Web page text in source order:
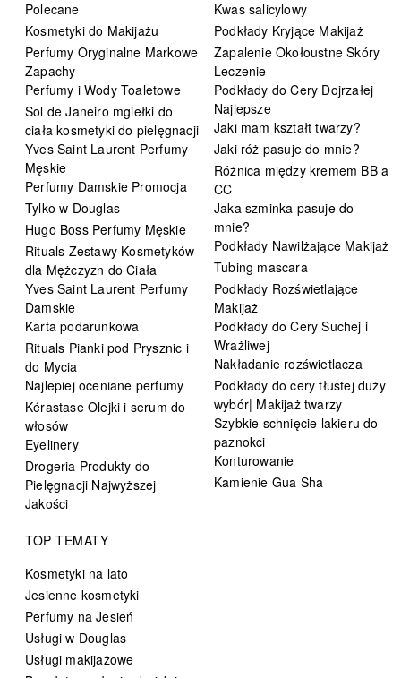
Polecane
Kosmetyki do Makijażu
Perfumy Oryginalne Markowe
Zapachy
Perfumy i Wody Toaletowe
Sol de Janeiro mgiełki do
ciała kosmetyki do pielęgnacji
Yves Saint Laurent Perfumy
Męskie
Perfumy Damskie Promocja
Tylko w Douglas
Hugo Boss Perfumy Męskie
Rituals Zestawy Kosmetyków
dla Mężczyzn do Ciała
Yves Saint Laurent Perfumy
Damskie
Karta podarunkowa
Rituals Pianki pod Prysznic i
do Mycia
Najlepiej oceniane perfumy
Kérastase Olejki i serum do
włosów
Eyelinery
Drogeria Produkty do
Pielęgnacji Najwyższej
Jakości
Kwas salicylowy
Podkłady Kryjące Makijaż
Zapalenie Okołoustne Skóry
Leczenie
Podkłady do Cery Dojrzałej
Najlepsze
Jaki mam kształt twarzy?
Jaki róż pasuje do mnie?
Różnica między kremem BB a
CC
Jaka szminka pasuje do
mnie?
Podkłady Nawilżające Makijaż
Tubing mascara
Podkłady Rozświetlające
Makijaż
Podkłady do Cery Suchej i
Wrażliwej
Nakładanie rozświetlacza
Podkłady do cery tłustej duży
wybór| Makijaż twarzy
Szybkie schnięcie lakieru do
paznokci
Konturowanie
Kamienie Gua Sha
TOP TEMATY
Kosmetyki na lato
Jesienne kosmetyki
Perfumy na Jesień
Usługi w Douglas
Usługi makijażowe